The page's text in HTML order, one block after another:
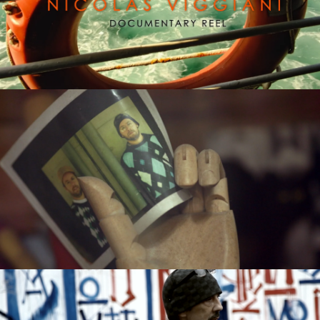
DOCUMENTARY REEL
Reproduzir vídeo
OS GEMEOS: INSIDE THE STUDIO | HENNESSY VS.
Reproduzir vídeo